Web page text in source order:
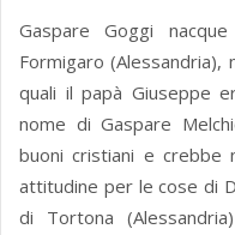
Gaspare Goggi
Formigaro
quali il papà Giuseppe
nome di Gaspare
buoni cristiani e crebbe
attitudine per le cose di
di Tortona